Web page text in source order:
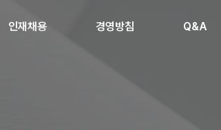
인재채용 경영방침 Q&A